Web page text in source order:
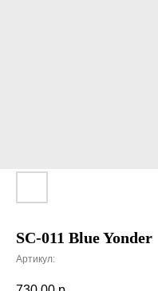
SC-011 Blue Yonder
Артикул: